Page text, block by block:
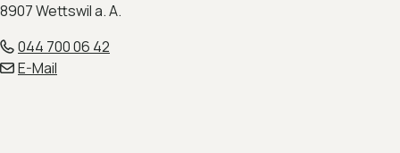
8907 Wettswil a. A.
044 700 06 42
E-Mail